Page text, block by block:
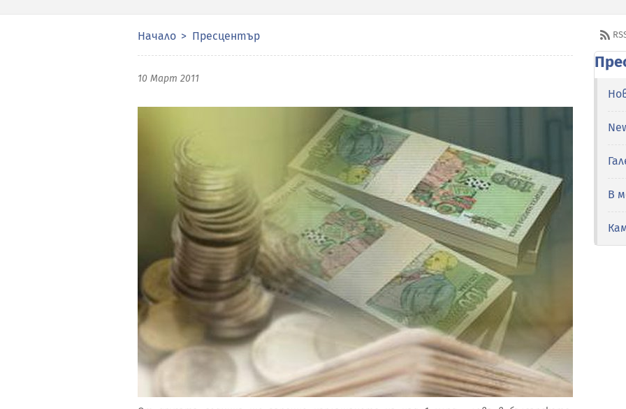
Начало Пресцентър
10 Март 2011
В